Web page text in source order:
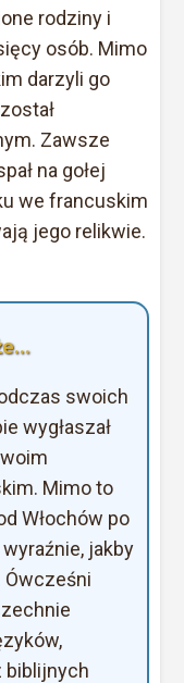
rodziny i
osób. Mimo
darzyli go
Zawsze
na gołej
we francuskim
jego relikwie.
swoich
wygłaszał
Mimo to
Włochów po
jakby
biblijnych